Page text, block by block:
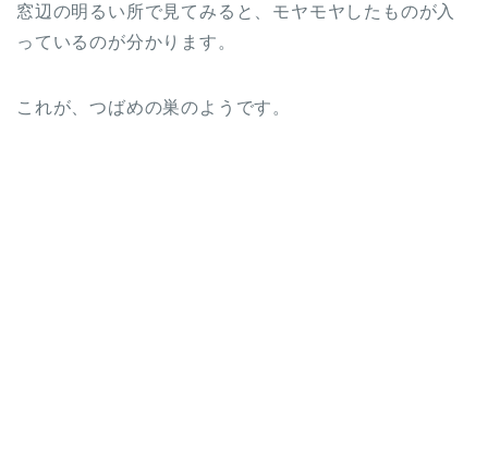
窓辺の明るい所で見てみると、モヤモヤしたものが入
っているのが分かります。
これが、つばめの巣のようです。